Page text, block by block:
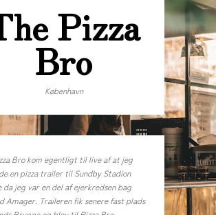
Pizza
Bro
København
Bro kom egentligt til live af at jeg
en pizza trailer til Sundby Stadion
da jeg var en del af ejerkredsen bag
Amager. Traileren fik senere fast plads